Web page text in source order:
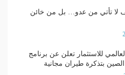
لا تأتي من عدو… بل من خائن
للاستثمار تعلن عن برنامج
بتذكرة طيران مجانية